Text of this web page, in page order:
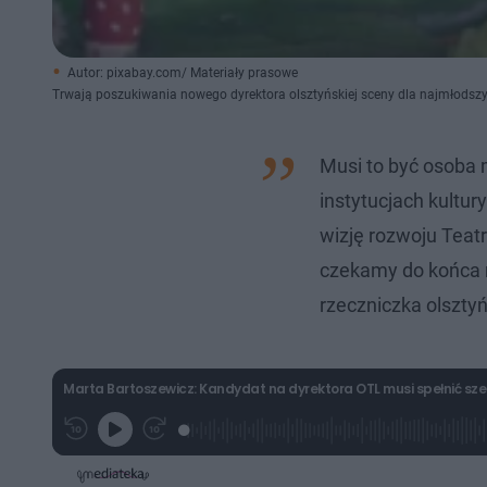
Autor: pixabay.com/ Materiały prasowe
Trwają poszukiwania nowego dyrektora olsztyńskiej sceny dla
Musi to być osoba
instytucjach
wizję rozwoju
czekamy do
rzeczniczka
Marta Bartoszewicz: Kandydat na dyrektora OTL musi spełnić
G
r
a
j
P
z
e
z
a